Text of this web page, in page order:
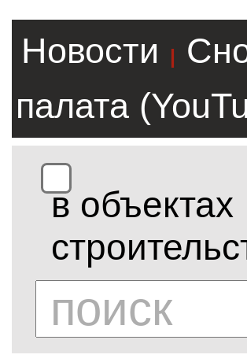
Новости |
палата
в объектах